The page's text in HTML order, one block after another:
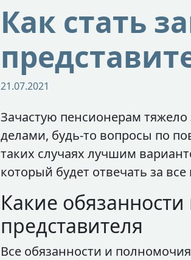
Как стать
21.07.2021
Зачастую пенсионерам
делами, будь-то вопросы по
таких случаях лучшим
который будет отвечать за
Какие
представителя
Все обязанности и